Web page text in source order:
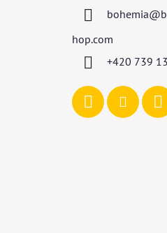
bohemia@
hop.com
+420 739